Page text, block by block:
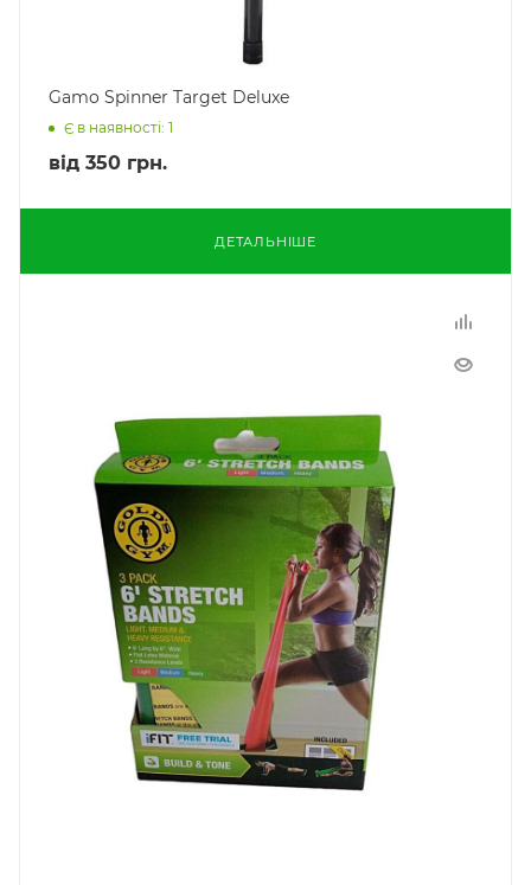
Gamo Spinner Target Deluxe
Є в наявності: 1
від 350 грн.
ДЕТАЛЬНІШЕ